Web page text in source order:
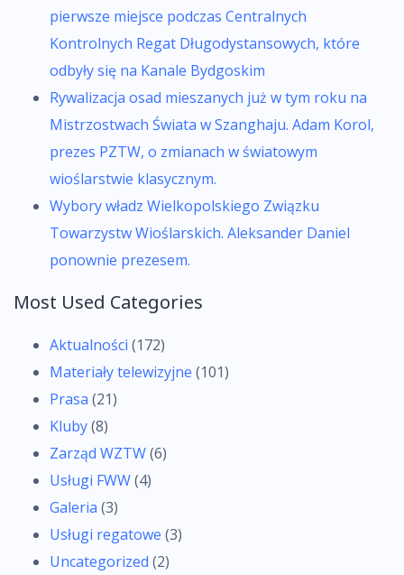
pierwsze miejsce podczas Centralnych
Kontrolnych Regat Długodystansowych, które
odbyły się na Kanale Bydgoskim
Rywalizacja osad mieszanych już w tym roku na
Mistrzostwach Świata w Szanghaju. Adam Korol,
prezes PZTW, o zmianach w światowym
wioślarstwie klasycznym.
Wybory władz Wielkopolskiego Związku
Towarzystw Wioślarskich. Aleksander Daniel
ponownie prezesem.
Most Used Categories
Aktualności (172)
Materiały telewizyjne (101)
Prasa (21)
Kluby(8)
Zarząd WZTW(6)
Usługi FWW(4)
Galeria (3)
Usługi regatowe (3)
Uncategorized (2)